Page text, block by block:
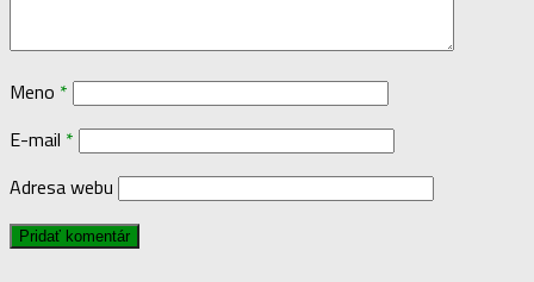
Meno *
E-mail *
Adresa webu